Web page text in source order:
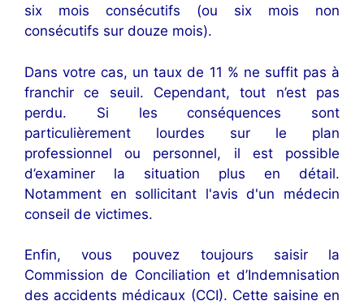
six mois consécutifs (ou six mois non
consécutifs sur douze mois).
Dans votre cas, un taux de 11 % ne suffit pas à
franchir ce seuil. Cependant, tout n’est pas
perdu. Si les conséquences sont
particulièrement lourdes sur le plan
professionnel ou personnel, il est possible
d’examiner la situation plus en détail.
Notamment en sollicitant l'avis d'un médecin
conseil de victimes.
Enfin, vous pouvez toujours saisir la
Commission de Conciliation et d’Indemnisation
des accidents médicaux (CCI). Cette saisine en